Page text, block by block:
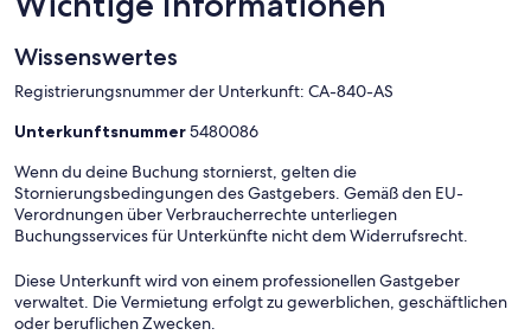
Wissenswertes
Registrierungsnummer der Unterkunft: CA-840-AS
Unterkunftsnummer5480086
Wenn du deine Buchung stornierst, gelten die
Stornierungsbedingungen des Gastgebers. Gemäß den EU-
Verordnungen über Verbraucherrechte unterliegen
Buchungsservices für Unterkünfte nicht dem Widerrufsrecht.
Diese Unterkunft wird von einem professionellen Gastgeber
verwaltet. Die Vermietung erfolgt zu gewerblichen, geschäftlichen
oder beruflichen Zwecken.